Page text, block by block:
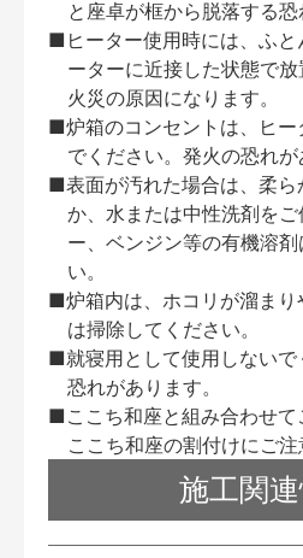
と座卓が框から脱落する恐
■ヒーター使用時には、ふと
ーターに近接した状態で放
火災の原因になります。
■炉箱のコンセントは、ヒー
でください。発火の恐れが
■表面が汚れた場合は、柔ら
か、水または中性洗剤を
ー、ベンジン等の有機溶
い。
■炉箱内は、ホコリが溜まり
は掃除してください。
■就寝用として使用しないで
恐れがあります。
■ここち和座と組み合わせて
ここち和座の割付けにご注
施工関